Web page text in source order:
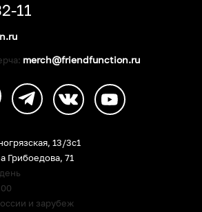
13/3c1
Грибоедова, 71
и зарубеж
11
merch@friendfunction.ru